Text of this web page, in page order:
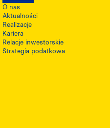
O nas
Aktualności
Realizacje
Kariera
Relacje inwestorskie
Strategia podatkowa